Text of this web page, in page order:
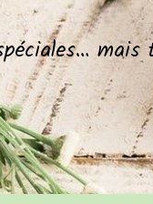
mais